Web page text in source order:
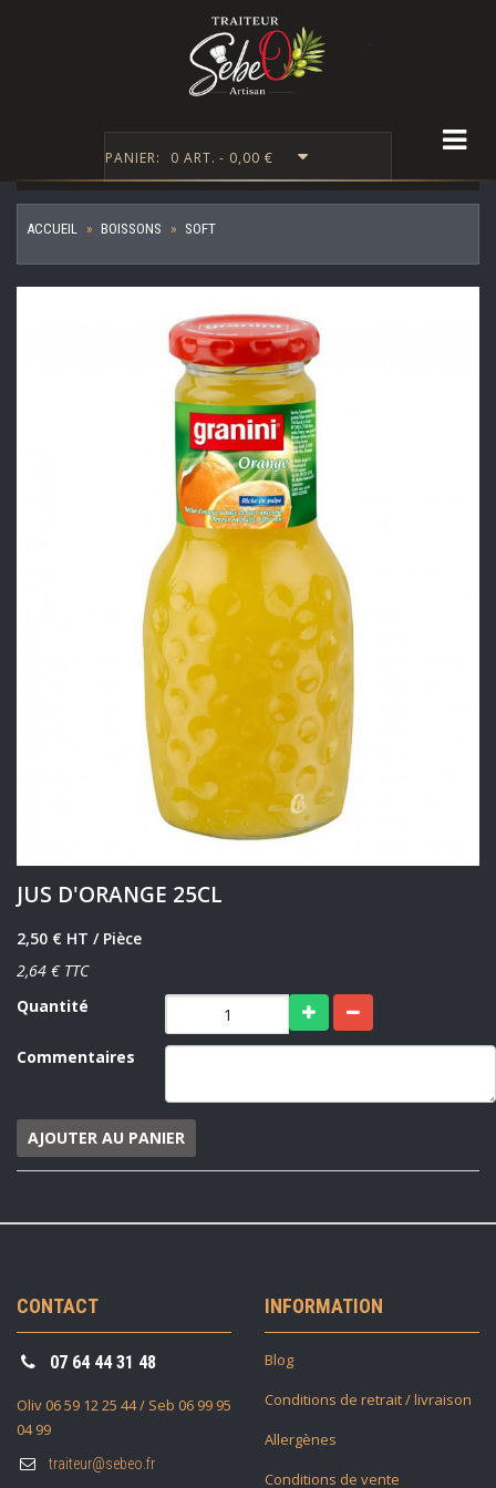
PANIER: 0 ART. - 0,00 €
ACCUEIL BOISSONS SOFT
JUS D'ORANGE 25CL
2,50 € HT / Pièce
2,64 € TTC
Quantité
Commentaires
AJOUTER AU PANIER
CONTACT
Oliv 06 59 12 25 44 / Seb 06 99 95
04 99
07 64 44 31 48
traiteur@sebeo.fr
INFORMATION
Blog
Conditions de retrait / livraison
Allergènes
Conditions de vente